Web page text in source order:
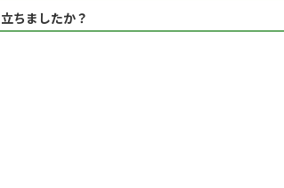
ちましたか？